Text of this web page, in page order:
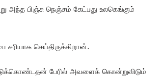
அந்த பிஞ்சு நெஞ்சம் கேட்பது உலகெங்கும்
செய்திருக்கிறான்.
பேரில் அவளைக் கொன்றுவிடும்